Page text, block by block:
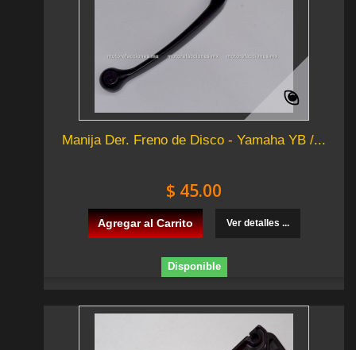
Manija Der. Freno de Disco - Yamaha YB /...
$ 45.00
Agregar al Carrito Ver detalles ...
Disponible